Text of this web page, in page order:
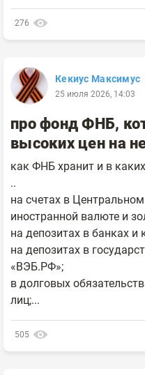
276
Кекиус Максимус
25 июля 2026, 14:03
про фонд ФНБ,
высоких цен на
как ФНБ хранит и в
..
на счетах в
иностранной валюте и
на депозитах в банках и
на депозитах в
«ВЭБ.РФ»;
в долговых
лиц;...
505